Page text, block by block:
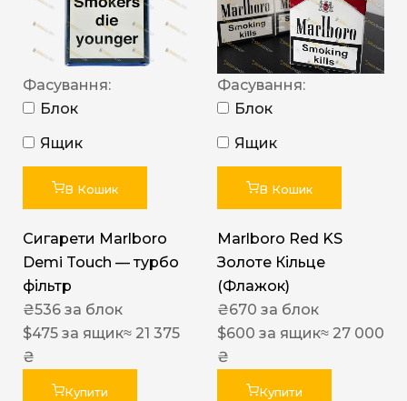
Фасування:
Блок
Ящик
В Кошик
Сигарети Marlboro
Demi Touch — турбо
фільтр
₴536 за блок
$475 за ящик≈ 21 375
₴
Купити
Фасування:
Блок
Ящик
В Кошик
Marlboro Red KS
Золоте Кільце
(Флажок)
₴670 за блок
$600 за ящик≈ 27 000
₴
Купити